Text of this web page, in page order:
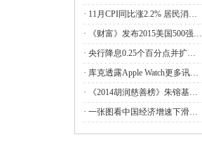
中国与阿根廷签署共建“一带一路”合作规划
2023年1-4月全国国有及国有控股企业经济运行情况
财政部河南监管局：强化理论武装 筑牢思想之基 认真
· 11月CPI同比涨2.2% 居民消…
·
《财富》发布2015美国500强…
· 央行降息0.25个百分点并扩…
· 库克透露Apple Watch更多讯…
·
《2014胡润慈善榜》朱镕基…
· 一张图看中国经济增速下滑…